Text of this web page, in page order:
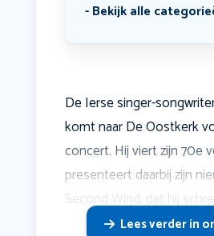
Bekijk alle
De Ierse singer-
komt naar De Oostkerk
concert. Hij viert zijn 70e
presenteert daarbij zijn
Second Wind, dat hij
Lees verder in